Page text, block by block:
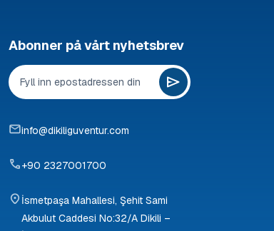
Abonner på vårt nyhetsbrev
info@dikiliguventur.com
+90 2327001700
İsmetpaşa Mahallesi, Şehit Sami
Akbulut Caddesi No:32/A Dikili –